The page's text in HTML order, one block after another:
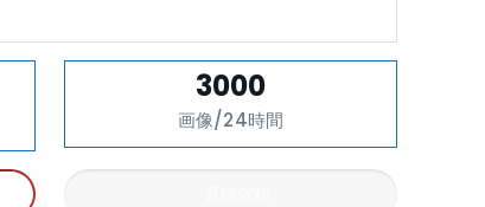
3000
画像/24時間